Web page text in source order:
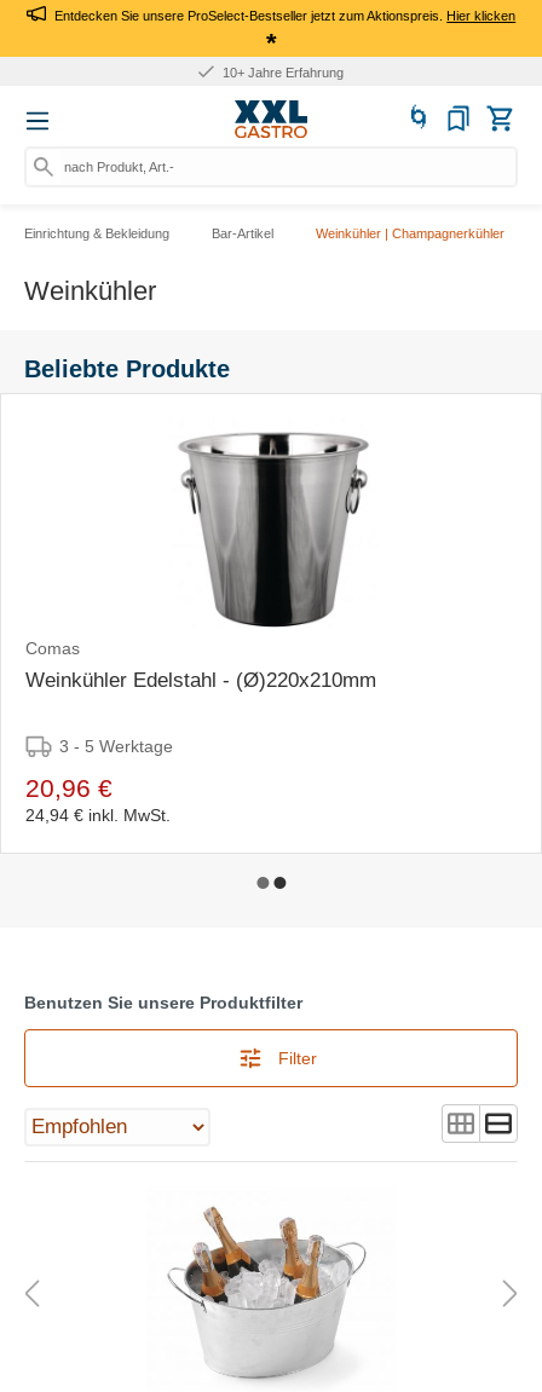
Entdecken Sie unsere ProSelect-Bestseller jetzt zum Aktionspreis.Hier klicken
*
10+ Jahre Erfahrung
nach Produkt, Art.-Nr., Marke
Einrichtung & Bekleidung Bar-Artikel Weinkühler | Champagnerkühler
Weinkühler
Beliebte Produkte
Comas
Weinkühler Edelstahl - (Ø)220x210mm
3 - 5 Werktage
20,96 €
24,94 € inkl. MwSt.
Benutzen Sie unsere Produktfilter
Filter